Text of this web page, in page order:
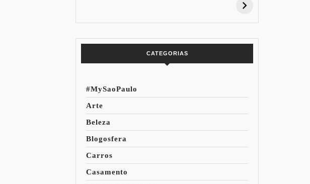
CATEGORIAS
#MySaoPaulo
Arte
Beleza
Blogosfera
Carros
Casamento